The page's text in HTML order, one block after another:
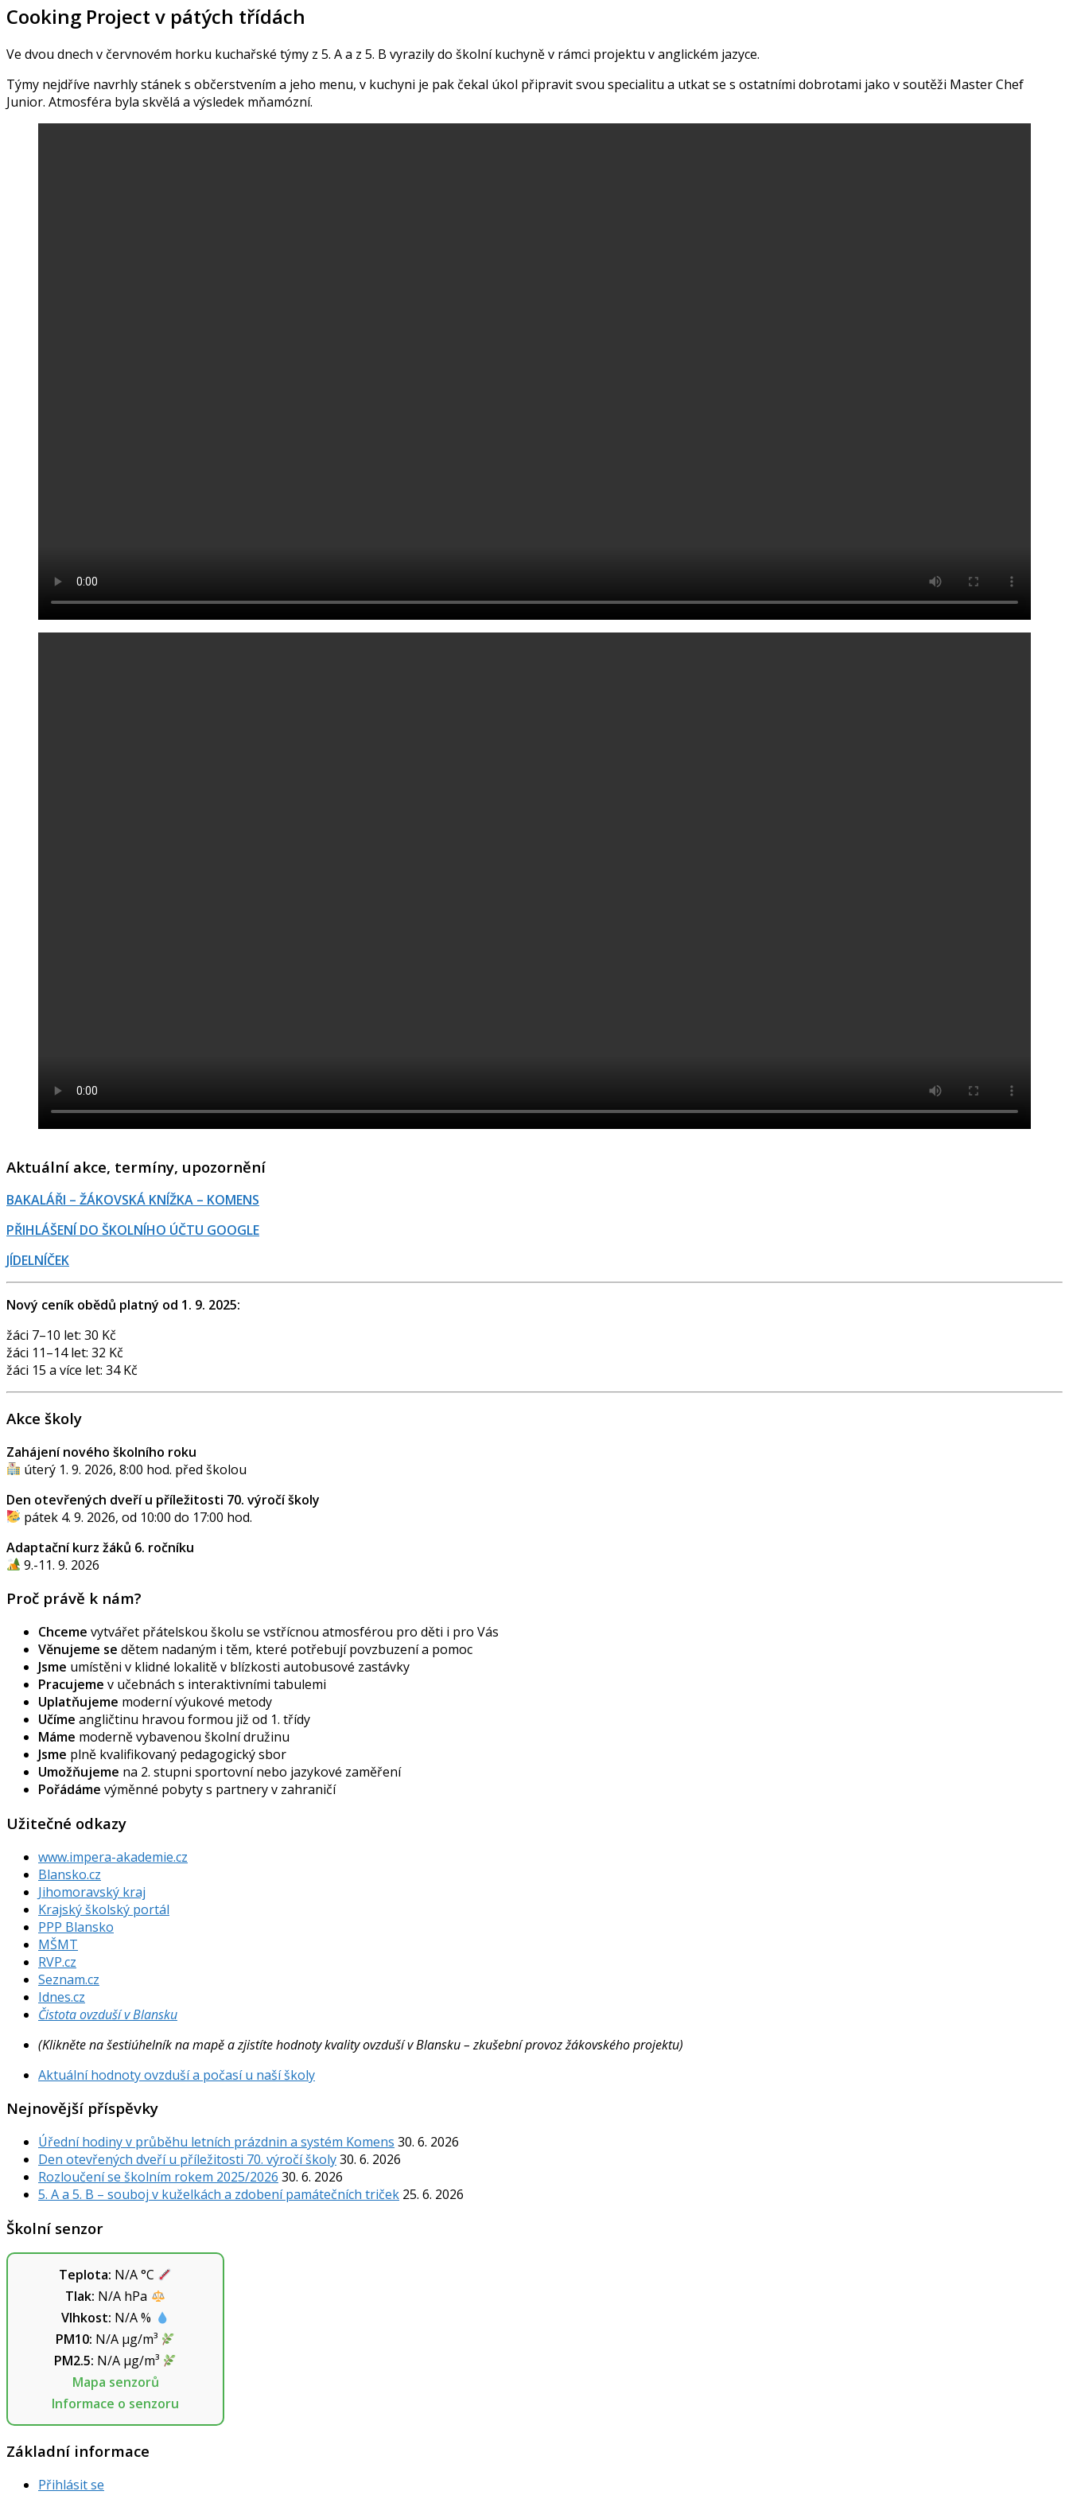
Cooking Project v pátých třídách
Ve dvou dnech v červnovém horku kuchařské týmy z 5. A a z 5. B vyrazily do školní kuchyně v rámci projektu v anglickém jazyce.
Týmy nejdříve navrhly stánek s občerstvením a jeho menu, v kuchyni je pak čekal úkol připravit svou specialitu a utkat se s ostatními dobrotami jako v soutěži Master Chef
Junior. Atmosféra byla skvělá a výsledek mňamózní.
Aktuální akce, termíny, upozornění
BAKALÁŘI – ŽÁKOVSKÁ KNÍŽKA – KOMENS
PŘIHLÁŠENÍ DO ŠKOLNÍHO ÚČTU GOOGLE
JÍDELNÍČEK
Nový ceník obědů platný od 1. 9. 2025:
žáci 7–10 let: 30 Kč
žáci 11–14 let: 32 Kč
žáci 15 a více let: 34 Kč
Akce školy
Zahájení nového školního roku
úterý 1. 9. 2026, 8:00 hod. před školou
Den otevřených dveří u příležitosti 70. výročí školy
pátek 4. 9. 2026, od 10:00 do 17:00 hod.
Adaptační kurz žáků 6. ročníku
9.-11. 9. 2026
Proč právě k nám?
Chceme vytvářet přátelskou školu se vstřícnou atmosférou pro děti i pro Vás
Věnujeme se dětem nadaným i těm, které potřebují povzbuzení a pomoc
Jsme umístěni v klidné lokalitě v blízkosti autobusové zastávky
Pracujeme v učebnách s interaktivními tabulemi
Uplatňujeme moderní výukové metody
Učíme angličtinu hravou formou již od 1. třídy
Máme moderně vybavenou školní družinu
Jsme plně kvalifikovaný pedagogický sbor
Umožňujeme na 2. stupni sportovní nebo jazykové zaměření
Pořádáme výměnné pobyty s partnery v zahraničí
Užitečné odkazy
www.impera-akademie.cz
Blansko.cz
Jihomoravský kraj
Krajský školský portál
PPP Blansko
MŠMT
RVP.cz
Seznam.cz
Idnes.cz
Čistota ovzduší v Blansku
(Klikněte na šestiúhelník na mapě a zjistíte hodnoty kvality ovzduší v Blansku – zkušební provoz žákovského projektu)
Aktuální hodnoty ovzduší a počasí u naší školy
Nejnovější příspěvky
Úřední hodiny v průběhu letních prázdnin a systém Komens 30. 6. 2026
Den otevřených dveří u příležitosti 70. výročí školy30. 6. 2026
Rozloučení se školním rokem 2025/2026 30. 6. 2026
5. A a 5. B – souboj v kuželkách a zdobení památečních triček 25. 6. 2026
Školní senzor
Teplota: N/A°C
Tlak: N/A hPa
Vlhkost: N/A%
PM10: N/Aµg/m³
PM2.5: N/Aµg/m³
Mapa senzorů
Informace o senzoru
Základní informace
Přihlásit se